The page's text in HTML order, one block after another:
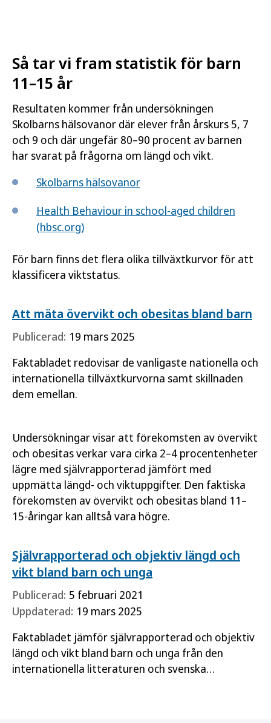
Så tar vi fram statistik för barn
11–15 år
Resultaten kommer från undersökningen
Skolbarns hälsovanor där elever från årskurs 5, 7
och 9 och där ungefär 80–90 procent av barnen
har svarat på frågorna om längd och vikt.
Skolbarns hälsovanor
Health Behaviour in school-aged children
(hbsc.org)
För barn finns det flera olika tillväxtkurvor för att
klassificera viktstatus.
Att mäta övervikt och obesitas bland barn
Publicerad: 19 mars 2025
Faktabladet redovisar de vanligaste nationella och
internationella tillväxtkurvorna samt skillnaden
dem emellan.
Undersökningar visar att förekomsten av övervikt
och obesitas verkar vara cirka 2–4 procentenheter
lägre med självrapporterad jämfört med
uppmätta längd- och viktuppgifter. Den faktiska
förekomsten av övervikt och obesitas bland 11–
15-åringar kan alltså vara högre.
Självrapporterad och objektiv längd och
vikt bland barn och unga
Publicerad: 5 februari 2021
Uppdaterad: 19 mars 2025
Faktabladet jämför självrapporterad och objektiv
längd och vikt bland barn och unga från den
internationella litteraturen och svenska